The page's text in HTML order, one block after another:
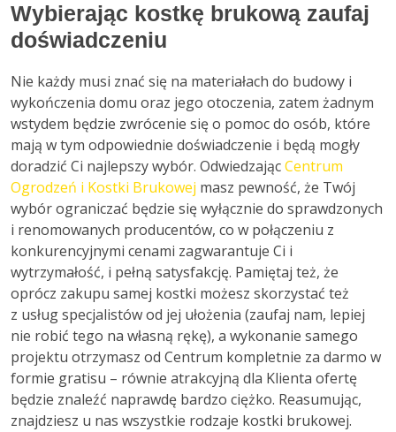
Wybierając kostkę brukową zaufaj
doświadczeniu
Nie każdy musi znać się na materiałach do budowy i
wykończenia domu oraz jego otoczenia, zatem żadnym
wstydem będzie zwrócenie się o pomoc do osób, które
mają w tym odpowiednie doświadczenie i będą mogły
doradzić Ci najlepszy wybór. OdwiedzającCentrum
Ogrodzeń i Kostki Brukowej masz pewność, że Twój
wybór ograniczać będzie się wyłącznie do sprawdzonych
i renomowanych producentów, co w połączeniu z
konkurencyjnymi cenami zagwarantuje Ci i
wytrzymałość, i pełną satysfakcję. Pamiętaj też, że
oprócz zakupu samej kostki możesz skorzystać też
z usług specjalistów od jej ułożenia (zaufaj nam, lepiej
nie robić tego na własną rękę), a wykonanie samego
projektu otrzymasz od Centrum kompletnie za darmo w
formie gratisu – równie atrakcyjną dla Klienta ofertę
będzie znaleźć naprawdę bardzo ciężko. Reasumując,
znajdziesz u nas wszystkie rodzaje kostki brukowej.